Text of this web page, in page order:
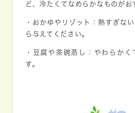
ど、冷たくてなめらかなものがお
・ おかゆやリゾット
：熱すぎな
ら与えてください。
・ 豆腐や茶碗蒸し
：やわらか
す。